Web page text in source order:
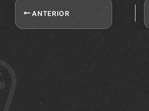
ANTERIOR